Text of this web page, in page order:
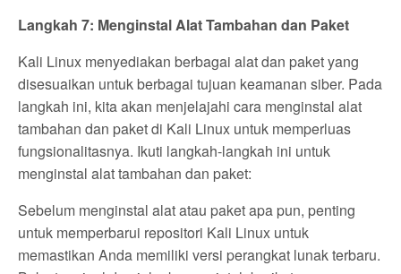
Langkah 7: Menginstal Alat Tambahan dan Paket
Kali Linux menyediakan berbagai alat dan paket yang
disesuaikan untuk berbagai tujuan keamanan siber. Pada
langkah ini, kita akan menjelajahi cara menginstal alat
tambahan dan paket di Kali Linux untuk memperluas
fungsionalitasnya. Ikuti langkah-langkah ini untuk
menginstal alat tambahan dan paket:
Sebelum menginstal alat atau paket apa pun, penting
untuk memperbarui repositori Kali Linux untuk
memastikan Anda memiliki versi perangkat lunak terbaru.